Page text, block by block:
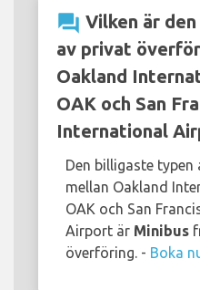
question_answer Vilken är
av privat
Oakland
OAK och San
International
Den billigaste
mellan Oakland
OAK och San
Airport är Minibus
överföring. - Boka